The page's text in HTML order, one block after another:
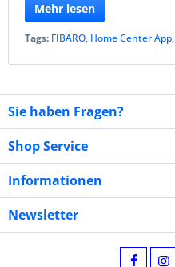
Mehr lesen
Tags: FIBARO, Home Center App,
Sie haben Fragen?
Shop Service
Informationen
Newsletter